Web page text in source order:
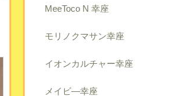
MeeToco N 幸座
モリノクマサン幸座
イオンカルチャー幸座
メイビ―幸座